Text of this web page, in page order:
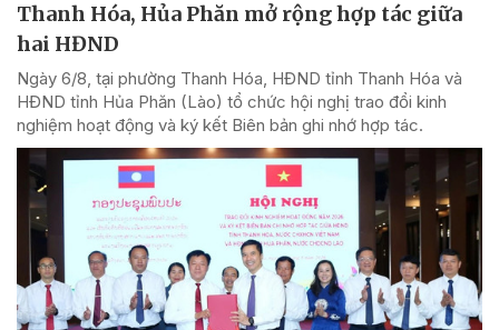
Thanh Hóa, Hủa Phăn mở rộng hợp tác giữa
hai HĐND
Ngày 6/8, tại phường Thanh Hóa, HĐND tỉnh Thanh Hóa và
HĐND tỉnh Hủa Phăn (Lào) tổ chức hội nghị trao đổi kinh
nghiệm hoạt động và ký kết Biên bản ghi nhớ hợp tác.